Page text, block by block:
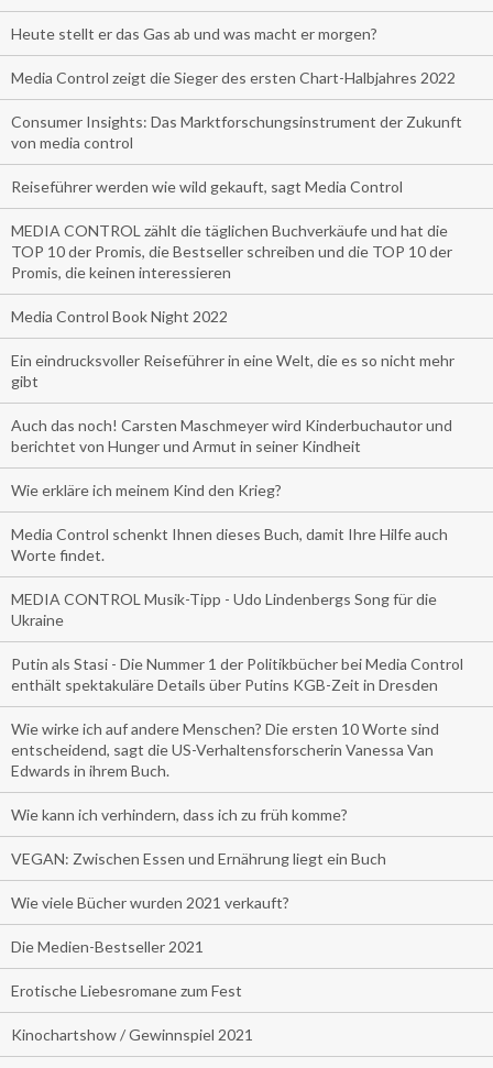
Heute stellt er das Gas ab und was macht er morgen?
Media Control zeigt die Sieger des ersten Chart-Halbjahres 2022
Consumer Insights: Das Marktforschungsinstrument der Zukunft
von media control
Reiseführer werden wie wild gekauft, sagt Media Control
MEDIA CONTROL zählt die täglichen Buchverkäufe und hat die
TOP 10 der Promis, die Bestseller schreiben und die TOP 10 der
Promis, die keinen interessieren
Media Control Book Night 2022
Ein eindrucksvoller Reiseführer in eine Welt, die es so nicht mehr
gibt
Auch das noch! Carsten Maschmeyer wird Kinderbuchautor und
berichtet von Hunger und Armut in seiner Kindheit
Wie erkläre ich meinem Kind den Krieg?
Media Control schenkt Ihnen dieses Buch, damit Ihre Hilfe auch
Worte findet.
MEDIA CONTROL Musik-Tipp - Udo Lindenbergs Song für die
Ukraine
Putin als Stasi - Die Nummer 1 der Politikbücher bei Media Control
enthält spektakuläre Details über Putins KGB-Zeit in Dresden
Wie wirke ich auf andere Menschen? Die ersten 10 Worte sind
entscheidend, sagt die US-Verhaltensforscherin Vanessa Van
Edwards in ihrem Buch.
Wie kann ich verhindern, dass ich zu früh komme?
VEGAN: Zwischen Essen und Ernährung liegt ein Buch
Wie viele Bücher wurden 2021 verkauft?
Die Medien-Bestseller 2021
Erotische Liebesromane zum Fest
Kinochartshow / Gewinnspiel 2021